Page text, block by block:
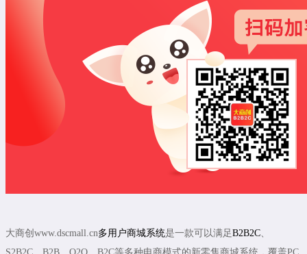
大商创www.dscmall.cn多用户商城系统是一款可以满足B2B2C